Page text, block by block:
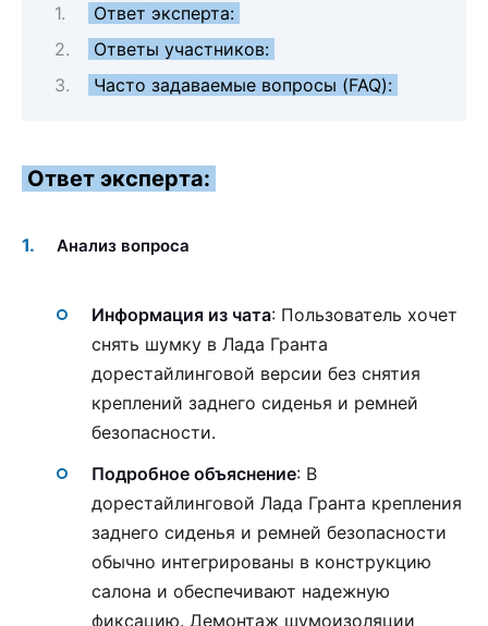
Ответ эксперта:
Ответы участников:
Часто задаваемые вопросы (FAQ):
Ответ эксперта:
Анализ вопроса
Информация из чата: Пользователь хочет
снять шумку в Лада Гранта
дорестайлинговой версии без снятия
креплений заднего сиденья и ремней
безопасности.
Подробное объяснение: В
дорестайлинговой Лада Гранта крепления
заднего сиденья и ремней безопасности
обычно интегрированы в конструкцию
салона и обеспечивают надежную
фиксацию. Демонтаж шумоизоляции